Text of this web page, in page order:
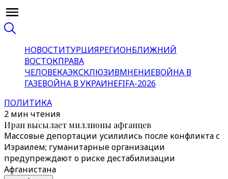
НОВОСТИТУРЦИЯРЕГИОНБЛИЖНИЙ
ВОСТОКПРАВА
ЧЕЛОВЕКАЭКСКЛЮЗИВМНЕНИЕВОЙНА В
ГАЗЕВОЙНА В УКРАИНЕFIFA-2026
ПОЛИТИКА
2 мин чтения
Иран высылает миллионы афганцев
Массовые депортации усилились после конфликта с
Израилем; гуманитарные организации
предупреждают о риске дестабилизации
Афганистана